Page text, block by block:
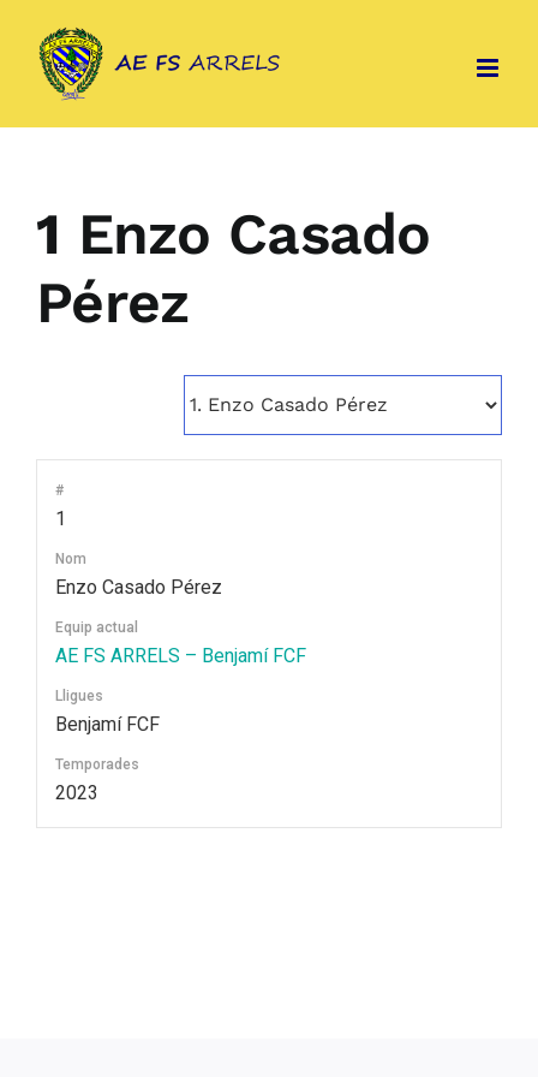
content
1 Enzo Casado
Pérez
#
1
Nom
Enzo Casado Pérez
Equip actual
AE FS ARRELS – Benjamí FCF
Lligues
Benjamí FCF
Temporades
2023